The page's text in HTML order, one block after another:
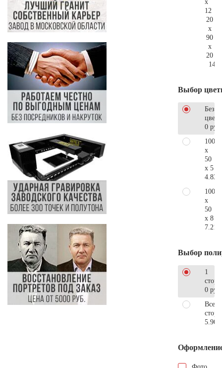
x
12
20
x
90
x
20
Выбор
Без
0 руб.
100
x
50
x 5
100
x
50
x 8
Выбор
1
0 руб.
Все